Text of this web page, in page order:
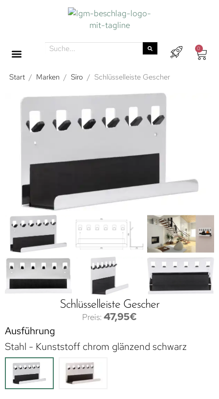
0
Start / Marken / Siro / Schlüsselleiste Gescher
Schlüsselleiste Gescher
47,95€
Ausführung
Stahl - Kunststoff chrom glänzend schwarz